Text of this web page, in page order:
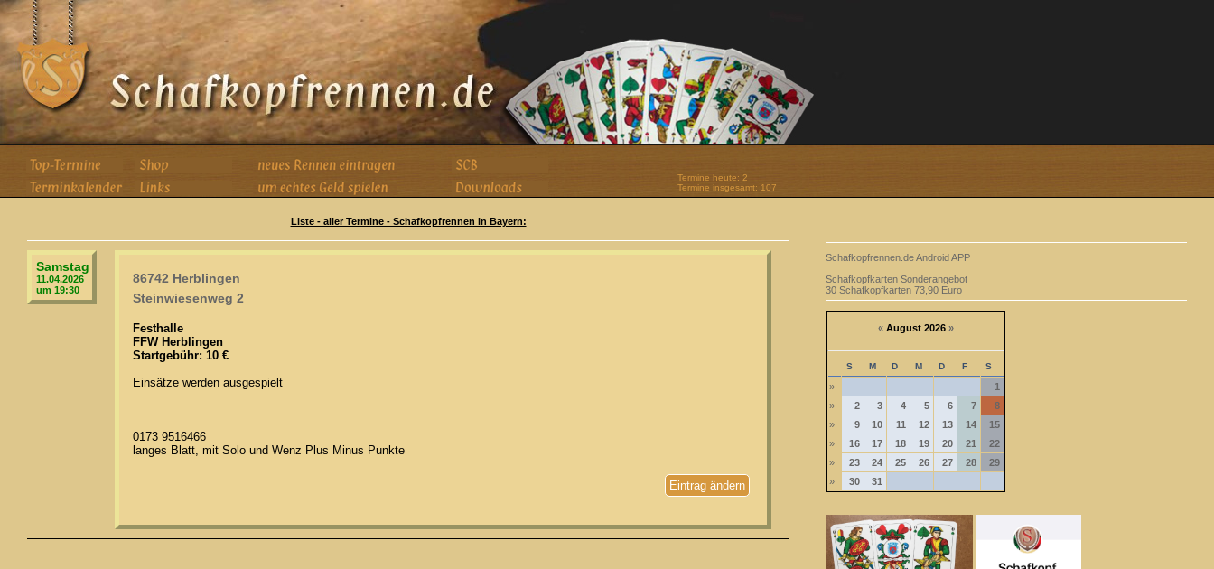
Termine heute: 2
Termine insgesamt: 107
Liste - aller Termine - Schafkopfrennen in Bayern:
Samstag
11.04.2026
um 19:30
86742 Herblingen
Steinwiesenweg 2
Festhalle
FFW Herblingen
Startgebühr: 10 €
Einsätze werden ausgespielt
0173 9516466
langes Blatt, mit Solo und Wenz Plus Minus Punkte
Eintrag ändern
Schafkopfrennen.de Android APP
Schafkopfkarten Sonderangebot
30 Schafkopfkarten 73,90 Euro
« August 2026 »
S M D M D F S
»
1
»
2 3 4 5 6 7
8
»
9 10 11 12 13 14
15
»
16 17 18 19 20 21
22
»
23 24 25 26 27 28
29
»
30 31